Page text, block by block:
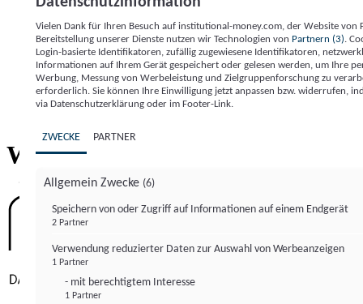
Institutional Money
ImpressumDatenschutzerklärung
Willkommen bei
Vielen Dank für Ihren Besuch auf institutional-money.com, der Website von
Bereitstellung unserer Dienste nutzen wir Technologien von Partnern (3) .
Login-basierte Identifikatoren, zufällig zugewiesene Identifikatoren,
Informationen auf Ihrem Gerät gespeichert oder gelesen werden, um Ihre
Werbung, Messung von Werbeleistung und Zielgruppenforschung zu
erforderlich. Sie können Ihre Einwilligung jetzt anpassen bzw. widerrufen,
via Datenschutzerklärung oder im Footer-Link.
ZWECKE PARTNER
Allgemein Zwecke (6)
Speichern von oder Zugriff auf Informationen auf einem Endgerät
2 Partner
Verwendung reduzierter Daten zur Auswahl von Werbeanzeigen
1 Partner
- mit berechtigtem Interesse
1 Partner